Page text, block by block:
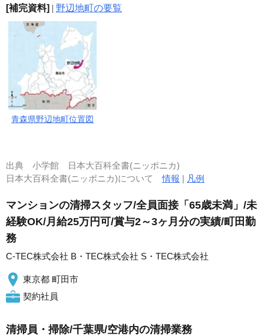
[補完資料] | 野辺地町の要覧
青森県野辺地町位置図
出典 小学館 日本大百科全書(ニッポニカ)
日本大百科全書(ニッポニカ)について情報 | 凡例
マンションの清掃スタッフ/全員面接「65歳未満」/未
経験OK/月給25万円可/賞与2～3ヶ月分の実績/町田勤
務
C-TEC株式会社 B・TEC株式会社 S・TEC株式会社
東京都 町田市
契約社員
清掃員・掃除/千葉県/空港内の清掃業務